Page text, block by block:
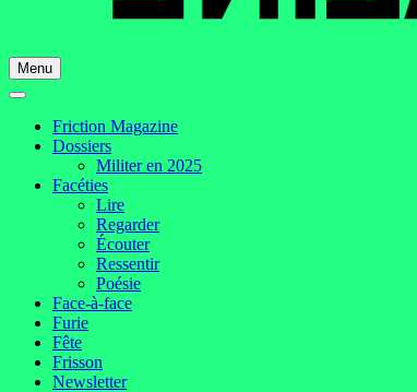
Menu
Friction Magazine
Dossiers
Militer en 2025
Facéties
Lire
Regarder
Écouter
Ressentir
Poésie
Face-à-face
Furie
Fête
Frisson
Newsletter